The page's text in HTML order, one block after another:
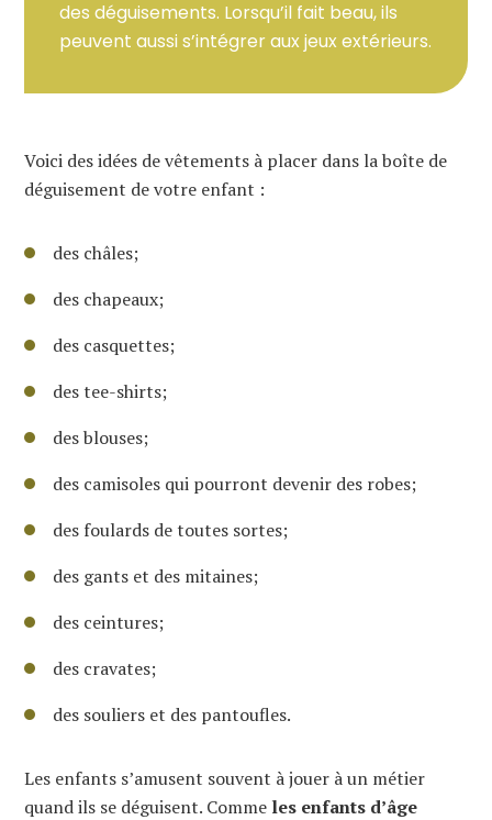
des déguisements. Lorsqu’il fait beau, ils
peuvent aussi s’intégrer aux jeux extérieurs.
Voici des idées de vêtements à placer dans la boîte de
déguisement de votre enfant :
des châles;
des chapeaux;
des casquettes;
des tee-shirts;
des blouses;
des camisoles qui pourront devenir des robes;
des foulards de toutes sortes;
des gants et des mitaines;
des ceintures;
des cravates;
des souliers et des pantoufles.
Les enfants s’amusent souvent à jouer à un métier
quand ils se déguisent. Comme les enfants d’âge